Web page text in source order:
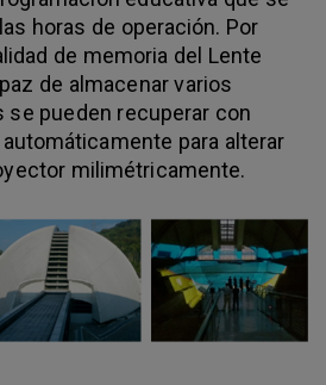
horas de operación. Por
de memoria del Lente
de almacenar varios
pueden recuperar con
para alterar
milimétricamente.